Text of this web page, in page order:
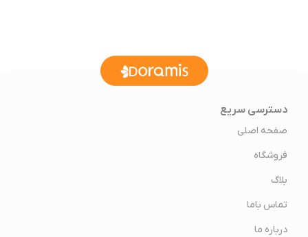
دسترسی سریع
صفحه اصلی
فروشگاه
بلاگ
تماس باما
درباره ما